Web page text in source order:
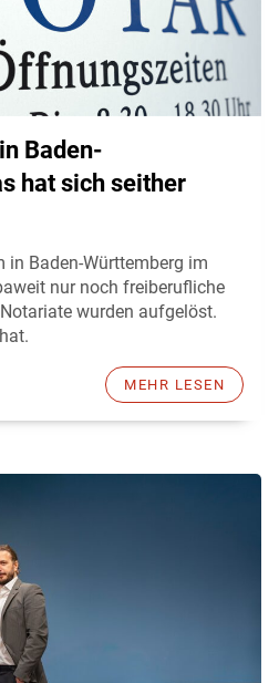
Baden-
hat sich seither
in Baden-Württemberg im
nur noch freiberufliche
wurden aufgelöst.
MEHR LESEN